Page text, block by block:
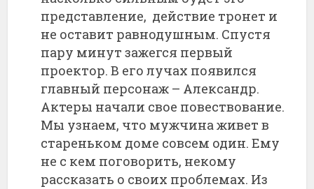
представление, действие тронет и
не оставит равнодушным. Спустя
пару минут зажегся первый
проектор. В его лучах появился
главный персонаж – Александр.
Актеры начали свое повествование.
Мы узнаем, что мужчина живет в
стареньком доме совсем один. Ему
не с кем поговорить, некому
рассказать о своих проблемах. Из